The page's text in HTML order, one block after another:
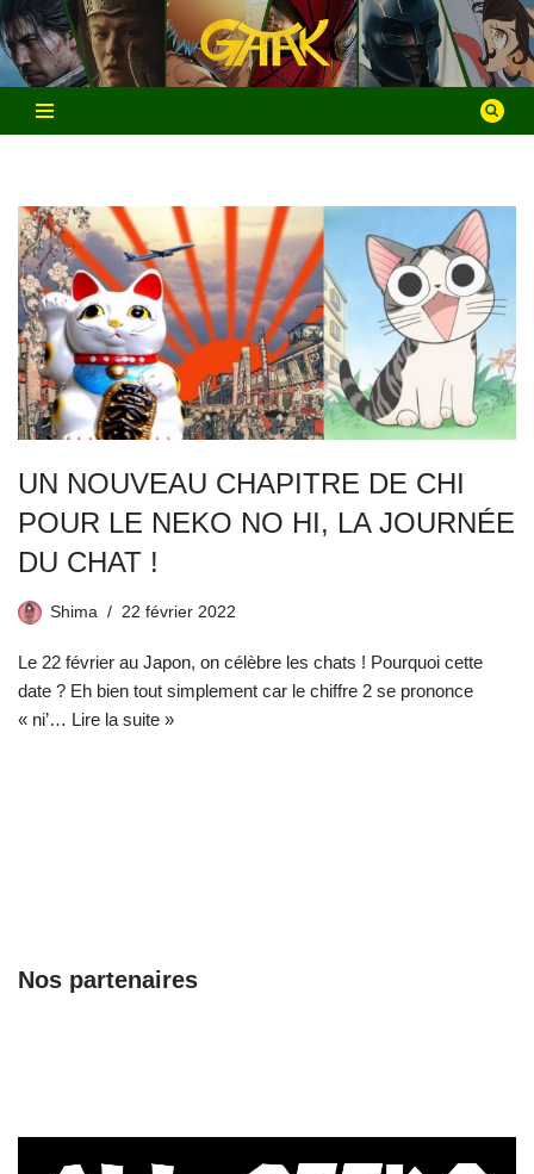
Aller
au
contenu
UN NOUVEAU CHAPITRE DE CHI
POUR LE NEKO NO HI, LA JOURNÉE
DU CHAT !
Shima 22 février 2022
Le 22 février au Japon, on célèbre les chats ! Pourquoi cette
date ? Eh bien tout simplement car le chiffre 2 se prononce
« ni’… Lire la suite »
Nos partenaires